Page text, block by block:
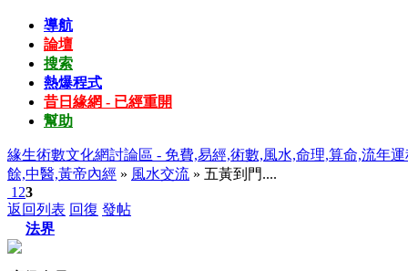
導航
論壇
搜索
熱爆程式
昔日緣網 - 已經重開
幫助
緣生術數文化網討論區 - 免費,易經,術數,風水,命理,算命,流年
餘,中醫,黃帝內經 » 風水交流 » 五黃到門....
1 23
返回列表 回復 發帖
法界